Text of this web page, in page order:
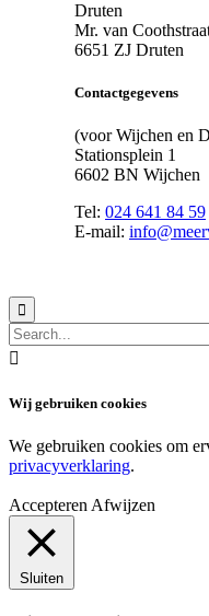
Druten
Mr. van
6651 ZJ Druten
Contactgegevens
(voor Wijchen en
Stationsplein 1
6602 BN Wijchen
Tel: 024 641 84 59
E-mail:


Wij gebruiken cookies
We gebruiken cookies om
privacyverklaring.
Accepteren Afwijzen
Sluiten